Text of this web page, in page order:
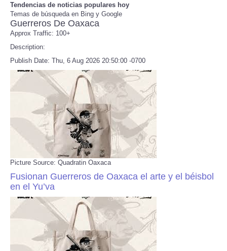
Refund Policy
Tendencias de noticias populares hoy
Temas de búsqueda en Bing y Google
Guerreros De Oaxaca
Approx Traffic: 100+
Description:
Publish Date: Thu, 6 Aug 2026 20:50:00 -0700
Picture Source: Quadratin Oaxaca
Fusionan Guerreros de Oaxaca el arte y el béisbol
en el Yu’va